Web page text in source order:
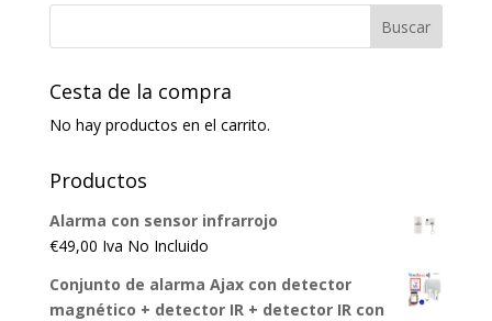
Cesta de la compra
No hay productos en el carrito.
Productos
Alarma con sensor infrarrojo
€49,00 Iva No Incluido
Conjunto de alarma Ajax con detector
magnético + detector IR + detector IR con